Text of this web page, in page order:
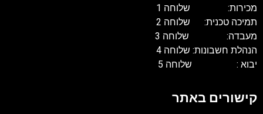
מכירות: שלוחה 1
תמיכה טכנית: שלוחה 2
מעבדה: שלוחה 3
הנהלת חשבונות: שלוחה 4
יבוא : שלוחה 5
קישורים באתר